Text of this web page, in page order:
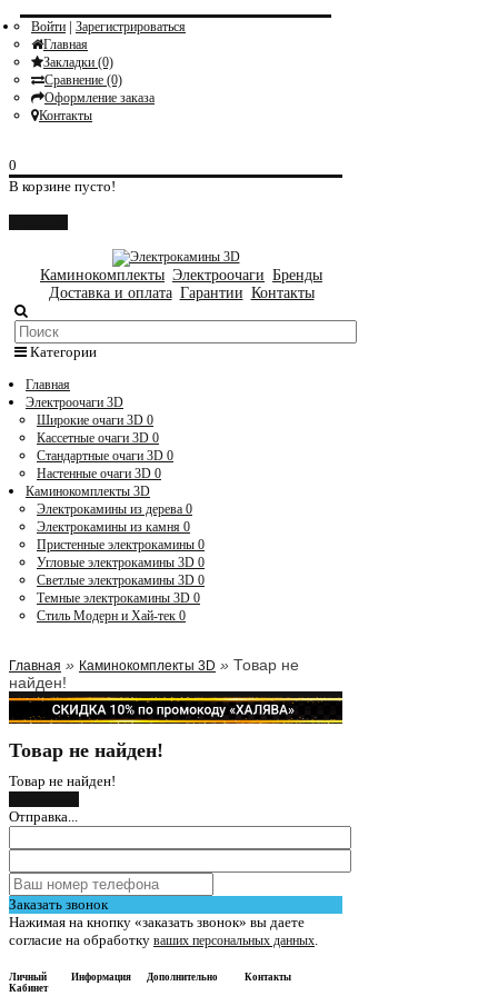
Войти | Зарегистрироваться
Главная
Закладки (0)
Сравнение (0)
Оформление заказа
Контакты
0
В корзине пусто!
Каминокомплекты Электроочаги Бренды
Доставка и оплата Гарантии Контакты
Категории
Главная
Электроочаги 3D
Широкие очаги 3D 0
Кассетные очаги 3D 0
Стандартные очаги 3D 0
Настенные очаги 3D 0
Каминокомплекты 3D
Электрокамины из дерева 0
Электрокамины из камня 0
Пристенные электрокамины 0
Угловые электрокамины 3D 0
Светлые электрокамины 3D 0
Темные электрокамины 3D 0
Стиль Модерн и Хай-тек 0
Главная » Каминокомплекты 3D » Товар не
найден!
Товар не найден!
Товар не найден!
Отправка...
Заказать звонок
Нажимая на кнопку «заказать звонок» вы даете
согласие на обработку ваших персональных данных
Личный
Кабинет
Информация Дополнительно Контакты